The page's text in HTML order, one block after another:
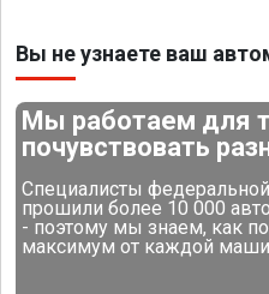
Вы не узнаете ваш
Мы работаем для
почувствовать
Специалисты
прошили более 10 000
- поэтому мы знаем, как
максимум от каждой